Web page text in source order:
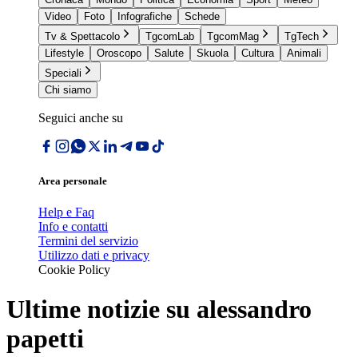
Video
Foto Infografiche
Schede
Tv & Spettacolo
TgcomLab TgcomMag
TgTech
Lifestyle
Oroscopo Salute Skuola Cultura
Animali
Speciali
Chi siamo
Seguici anche su
Area personale
Help e Faq
Info e contatti
Termini del servizio
Utilizzo dati e privacy
Cookie Policy
Ultime notizie su alessandro
papetti